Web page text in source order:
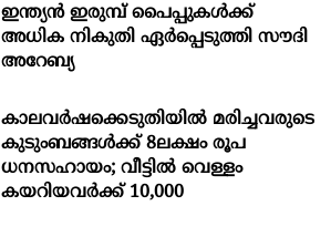
ഇന്ത്യൻ ഇരുമ്പ് പൈപ്പുകൾക്ക്
അധിക നികുതി ഏർപ്പെടുത്തി സൗദി
അറേബ്യ
കാലവർഷക്കെടുതിയിൽ മരിച്ചവരുടെ
കുടുംബങ്ങൾക്ക് 8ലക്ഷം രൂപ
ധനസഹായം; വീട്ടിൽ വെള്ളം
കയറിയവർക്ക് 10,000